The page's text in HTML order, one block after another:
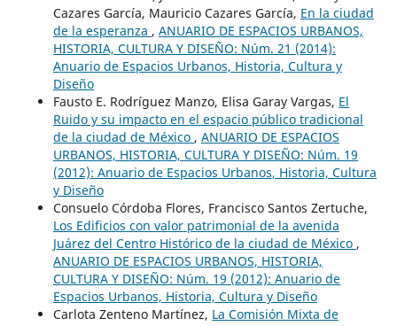
Cazares García, Mauricio Cazares García, En la ciudad
de la esperanza , ANUARIO DE ESPACIOS URBANOS,
HISTORIA, CULTURA Y DISEÑO: Núm. 21 (2014):
Anuario de Espacios Urbanos, Historia, Cultura y
Diseño
Fausto E. Rodríguez Manzo, Elisa Garay Vargas, El
Ruido y su impacto en el espacio público tradicional
de la ciudad de México , ANUARIO DE ESPACIOS
URBANOS, HISTORIA, CULTURA Y DISEÑO: Núm. 19
(2012): Anuario de Espacios Urbanos, Historia, Cultura
y Diseño
Consuelo Córdoba Flores, Francisco Santos Zertuche,
Los Edificios con valor patrimonial de la avenida
Juárez del Centro Histórico de la ciudad de México ,
ANUARIO DE ESPACIOS URBANOS, HISTORIA,
CULTURA Y DISEÑO: Núm. 19 (2012): Anuario de
Espacios Urbanos, Historia, Cultura y Diseño
Carlota Zenteno Martínez, La Comisión Mixta de